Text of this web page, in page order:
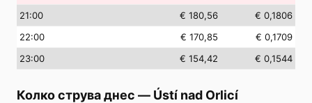
21:00 € 180,56
€ 0,1806
22:00 € 170,85
€ 0,1709
23:00 € 154,42 € 0,1544
Колко струва днес — Ústí nad Orlicí